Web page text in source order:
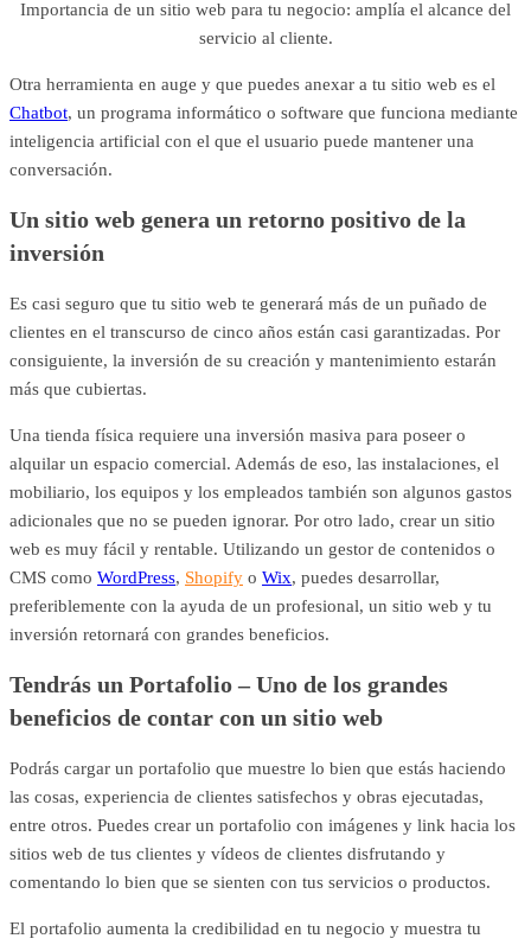
Importancia de un sitio web para tu negocio: amplía el alcance del
servicio al cliente.
Otra herramienta en auge y que puedes anexar a tu sitio web es el
Chatbot, un programa informático o software que funciona mediante
inteligencia artificial con el que el usuario puede mantener una
conversación.
Un sitio web genera un retorno positivo de la
inversión
Es casi seguro que tu sitio web te generará más de un puñado de
clientes en el transcurso de cinco años están casi garantizadas. Por
consiguiente, la inversión de su creación y mantenimiento estarán
más que cubiertas.
Una tienda física requiere una inversión masiva para poseer o
alquilar un espacio comercial. Además de eso, las instalaciones, el
mobiliario, los equipos y los empleados también son algunos gastos
adicionales que no se pueden ignorar. Por otro lado, crear un sitio
web es muy fácil y rentable. Utilizando un gestor de contenidos o
CMS como WordPress, Shopify o Wix, puedes desarrollar,
preferiblemente con la ayuda de un profesional, un sitio web y tu
inversión retornará con grandes beneficios.
Tendrás un Portafolio – Uno de los grandes
beneficios de contar con un sitio web
Podrás cargar un portafolio que muestre lo bien que estás haciendo
las cosas, experiencia de clientes satisfechos y obras ejecutadas,
entre otros. Puedes crear un portafolio con imágenes y link hacia los
sitios web de tus clientes y vídeos de clientes disfrutando y
comentando lo bien que se sienten con tus servicios o productos.
El portafolio aumenta la credibilidad en tu negocio y muestra tu